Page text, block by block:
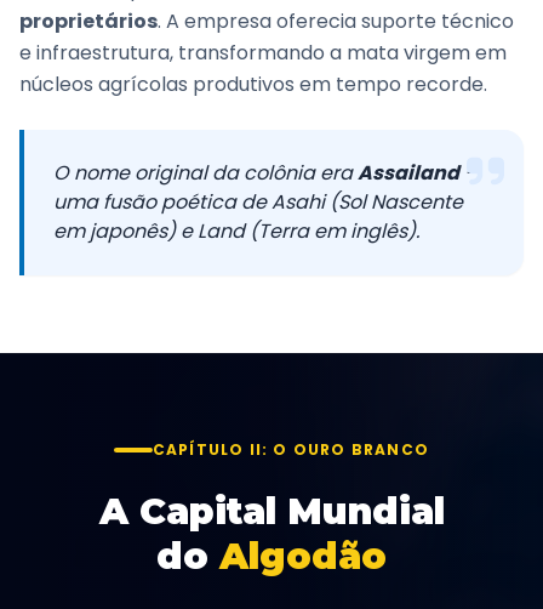
proprietários. A empresa oferecia suporte técnico
e infraestrutura, transformando a mata virgem em
núcleos agrícolas produtivos em tempo recorde.
O nome original da colônia eraAssailand—
uma fusão poética deAsahi(Sol Nascente
em japonês) eLand(Terra em inglês).
CAPÍTULO II: O OURO BRANCO
A Capital Mundial
doAlgodão